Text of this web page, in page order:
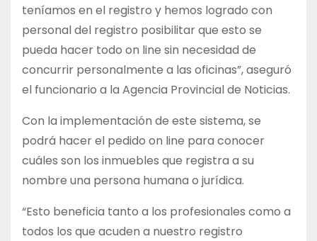
teníamos en el registro y hemos logrado con
personal del registro posibilitar que esto se
pueda hacer todo on line sin necesidad de
concurrir personalmente a las oficinas”, aseguró
el funcionario a la Agencia Provincial de Noticias.
Con la implementación de este sistema, se
podrá hacer el pedido on line para conocer
cuáles son los inmuebles que registra a su
nombre una persona humana o jurídica.
“Esto beneficia tanto a los profesionales como a
todos los que acuden a nuestro registro